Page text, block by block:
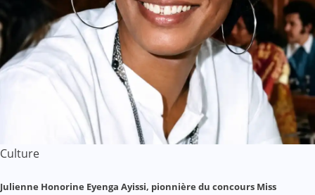
Culture
Julienne Honorine Eyenga Ayissi, pionnière du concours Miss